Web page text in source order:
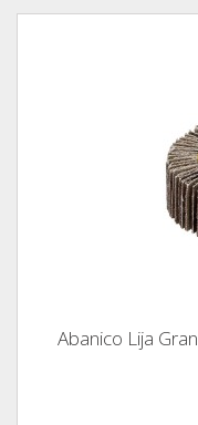
Abanico Lija